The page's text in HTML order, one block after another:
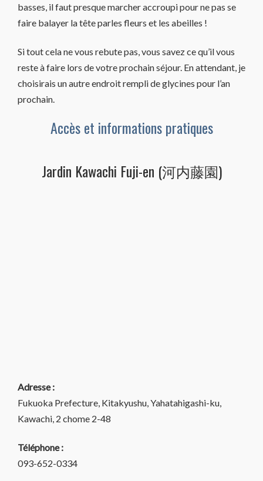
basses, il faut presque marcher accroupi pour ne pas se
faire balayer la tête parles fleurs et les abeilles !
Si tout cela ne vous rebute pas, vous savez ce qu’il vous
reste à faire lors de votre prochain séjour. En attendant, je
choisirais un autre endroit rempli de glycines pour l’an
prochain.
Accès et informations pratiques
Jardin Kawachi Fuji-en (河内藤園)
Adresse :
Fukuoka Prefecture, Kitakyushu, Yahatahigashi-ku,
Kawachi, 2 chome 2-48
Téléphone :
093-652-0334